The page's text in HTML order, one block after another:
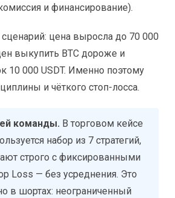
и финансирование).
цена выросла до 70 000
выкупить BTC дороже и
10 000 USDT. Именно поэтому
и чёткого стоп-лосса.
команды. В торговом кейсе
набор из 7 стратегий,
строго с фиксированными
Loss — без усреднения. Это
в шортах: неограниченный